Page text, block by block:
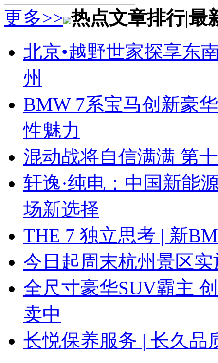
更多>> 热点文章排行|最
北京•越野世家探享东
州
BMW 7系宝马创新豪
性魅力
混动战将自信满满 第
轩逸·纯电：中国新能
场新选择
THE 7 独立思考 | 新
今日起周末杭州景区
全尺寸豪华SUV霸主
卖中
长悦保养服务 | 长久品